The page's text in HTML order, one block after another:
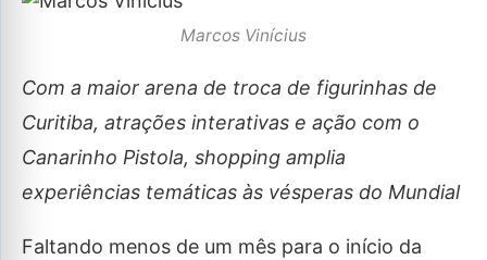
Marcos Vinícius
Com a maior arena de troca de figurinhas de
Curitiba, atrações interativas e ação com o
Canarinho Pistola, shopping amplia
experiências temáticas às vésperas do Mundial
Faltando menos de um mês para o início da